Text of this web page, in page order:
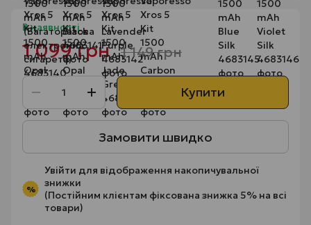
В наявності
1 099 грн 1 149 грн
Купити
Замовити швидко
%
Увійти для відображення накопичувальної
знижки
(Постійним клієнтам фіксована знижка 5% на всі
товари)